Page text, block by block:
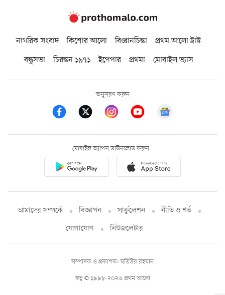
নাগরিক সংবাদ কিশোর আলো বিজ্ঞানচিন্তা
প্রথম আলো ট্রাস্ট
বন্ধুসভা
চিরন্তন ১৯৭১ ইপেপার প্রথমা মোবাইল ভ্যাস
অনুসরণ করুন
মোবাইল অ্যাপস ডাউনলোড করুন
আমাদের সম্পর্কে বিজ্ঞাপন সার্কুলেশন
নীতি ও শর্ত
যোগাযোগ
নিউজলেটার
স্বত্ব © ১৯৯৮-২০২৬ প্রথম আলো
সম্পাদক ও প্রকাশক: মতিউর রহমান